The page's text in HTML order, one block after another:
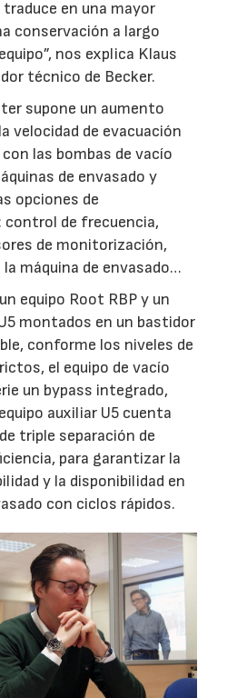
traduce en una mayor
conservación a largo
nos explica Klaus
técnico de Becker.
supone un aumento
velocidad de evacuación
las bombas de vacío
de envasado y
opciones de
control de frecuencia,
de monitorización,
la máquina de envasado…
equipo Root RBP y un
montados en un bastidor
conforme los niveles de
el equipo de vacío
un bypass integrado,
auxiliar U5 cuenta
triple separación de
para garantizar la
y la disponibilidad en
con ciclos rápidos.